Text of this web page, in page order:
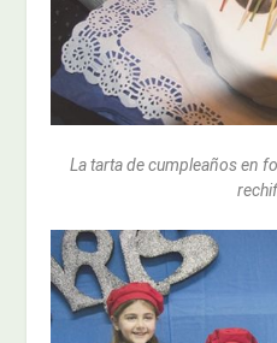
La tarta de cumpleaños en